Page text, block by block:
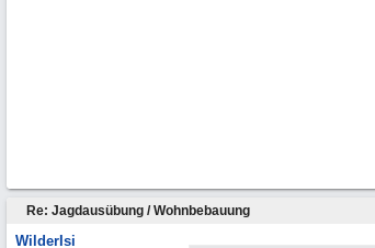
Re: Jagdausübung / Wohnbebauung
WilderIsi